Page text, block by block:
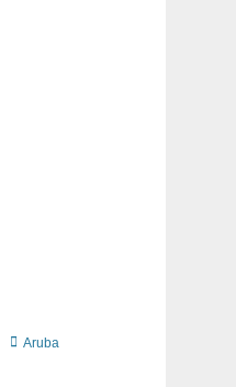
Schlagworte
Aruba